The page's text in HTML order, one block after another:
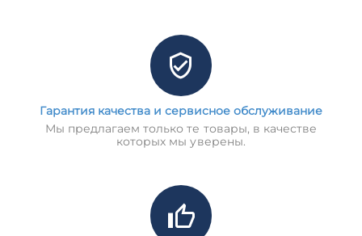
Гарантия качества и сервисное обслуживание
Мы предлагаем только те товары, в качестве
которых мы уверены.